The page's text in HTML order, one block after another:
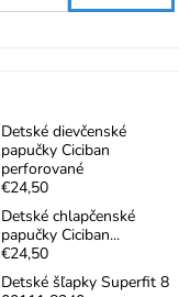
Detské dievčenské
papučky Ciciban
perforované
€24,50
Detské chlapčenské
papučky Ciciban...
€24,50
Detské šľapky Superfit 8